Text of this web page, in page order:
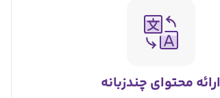
ارائه محتوای چندزبانه